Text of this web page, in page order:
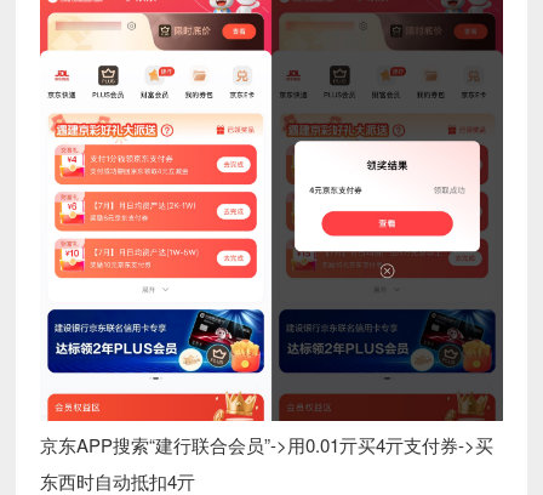
京东APP搜索“建行联合会员”->用0.01亓买4亓支付券->买
东西时自动抵扣4亓